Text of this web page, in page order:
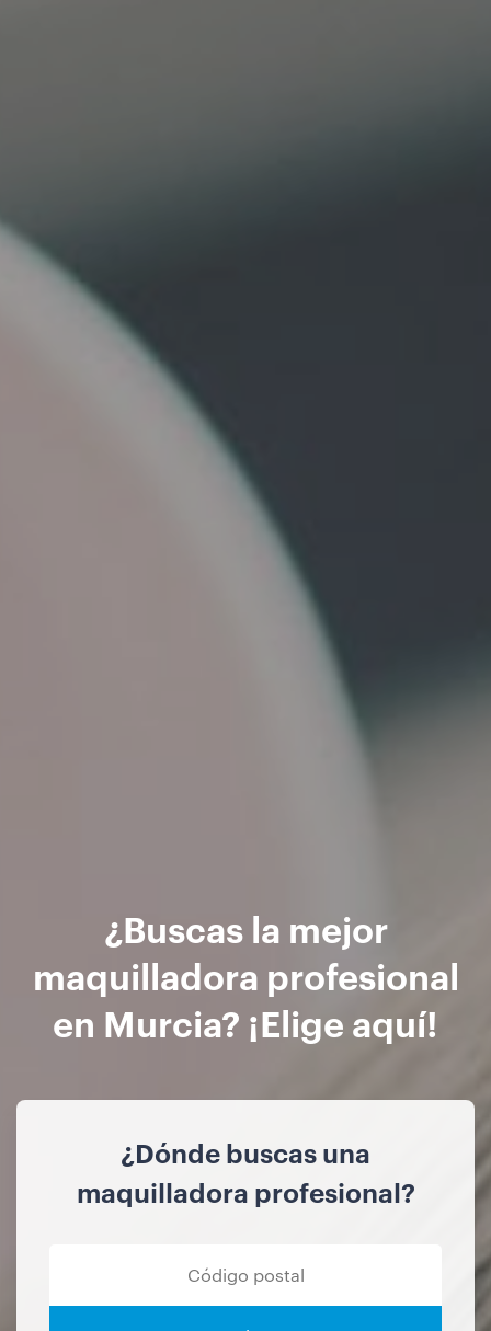
¿Buscas la mejor
maquilladora profesional
en Murcia? ¡Elige aquí!
¿Dónde buscas una
maquilladora profesional?